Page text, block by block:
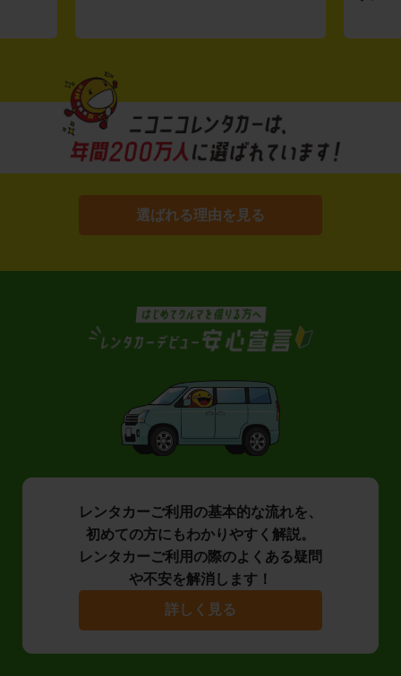
選ばれる理由を見る
レンタカーご利用の基本的な流れを、
初めての方にもわかりやすく解説。
レンタカーご利用の際のよくある疑問
や不安を解消します！
詳しく見る